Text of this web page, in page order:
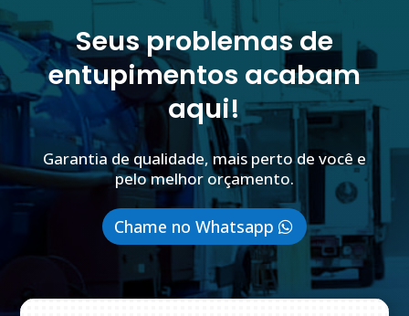
Seus problemas de
entupimentos acabam
aqui!
Garantia de qualidade, mais perto de você e
pelo melhor orçamento.
Chame no Whatsapp